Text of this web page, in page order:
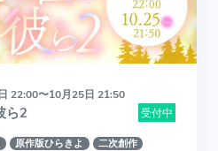
22:00〜10月25日 21:50
受付中
ら2
原作版ひらきよ
二次創作